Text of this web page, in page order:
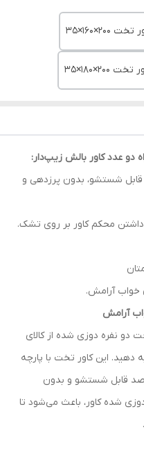
200×160×35
200×180×35
عدد کاور بالش زیپ‌دار:
شستشو، بدون پرزدهی و
محکم کاور بر روی تشک.
خواب آرامش.
آرامش
دو نفره دوزی شده از کالای
دهید. این کاور تخت با پارچه
قابل شستشو و بدون
شده کاور، باعث می‌شود تا